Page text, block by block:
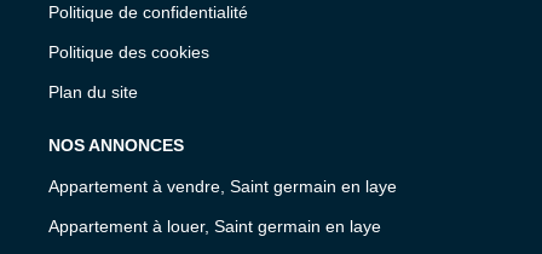
Politique de confidentialité
Politique des cookies
Plan du site
NOS ANNONCES
Appartement à vendre, Saint germain en laye
Appartement à louer, Saint germain en laye